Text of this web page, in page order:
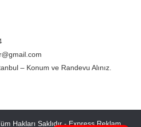
– Konum ve Randevu Alınız.
Hakları Saklıdır - Express Reklam